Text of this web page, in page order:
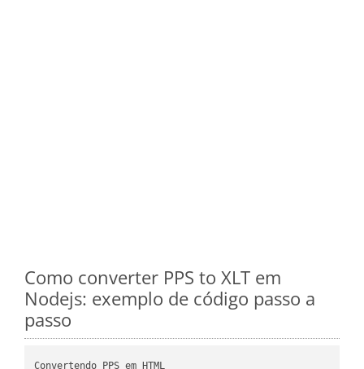
Como converter PPS to XLT em
Nodejs: exemplo de código passo a
passo